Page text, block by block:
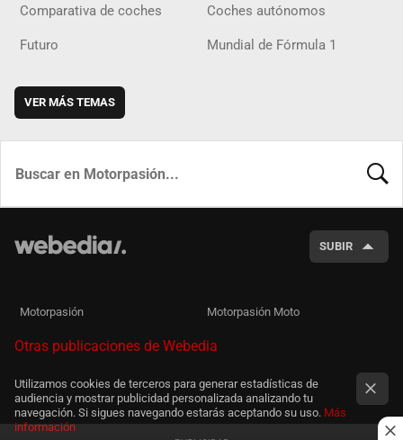
Comparativa de coches Coches autónomos
Futuro Mundial de Fórmula 1
VER MÁS TEMAS
SUBIR
Motorpasión Motorpasión Moto
Otras publicaciones de Webedia
Utilizamos cookies de terceros para generar estadísticas de
audiencia y mostrar publicidad personalizada analizando tu
navegación. Si sigues navegando estarás aceptando su uso. Más
información